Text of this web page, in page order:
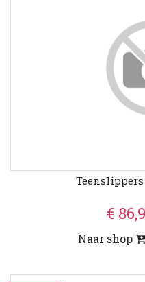
€
Naar shop